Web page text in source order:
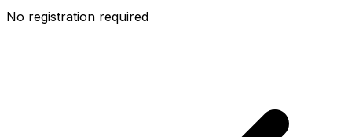
No registration required